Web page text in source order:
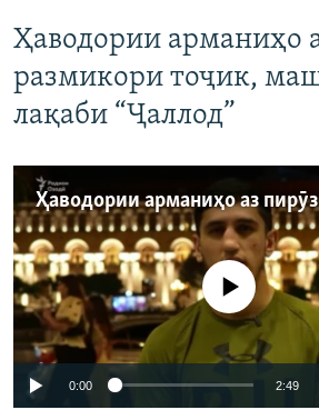
Ҳаводории арманиҳо
размикори тоҷик,
лақаби “Ҷаллод”
Феълан кор
0:00 2:49